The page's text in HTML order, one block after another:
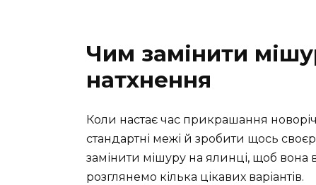
Чим замінити
натхнення
Коли настає час прикрашання
стандартні межі й зробити щось
замінити мішуру на ялинці, щоб вона
розглянемо кілька цікавих варіантів.